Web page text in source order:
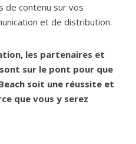
de contenu sur vos
et de distribution.
les partenaires et
sur le pont pour que
soit une réussite et
que vous y serez